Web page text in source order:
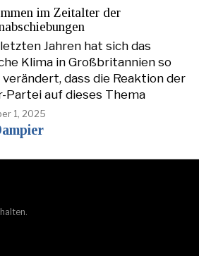
im Zeitalter der
Jahren hat sich das
Klima in Großbritannien so
verändert, dass die Reaktion der
Partei auf dieses Thema
1, 2025